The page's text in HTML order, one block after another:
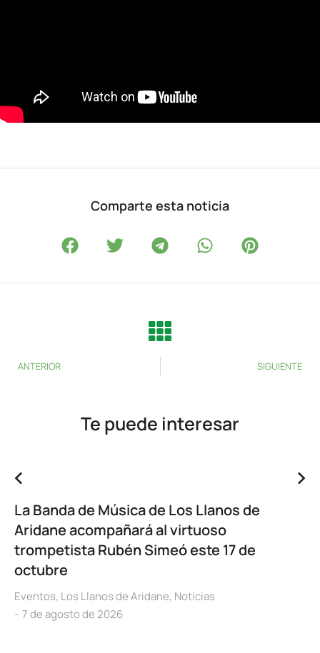
Comparte esta noticia
ANTERIOR SIGUIENTE
Te puede interesar
La Banda de Música de Los Llanos de
Aridane acompañará al virtuoso
trompetista Rubén Simeó este 17 de
octubre
Eventos, Los Llanos de Aridane, Noticias
7 de agosto de 2026